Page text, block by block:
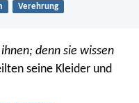
Verehrung
denn sie wissen
seine Kleider und